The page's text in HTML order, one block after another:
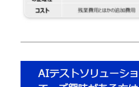
AIテストソリューシ